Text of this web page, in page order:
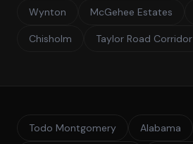
Wynton McGehee Estates
Chisholm Taylor Road Corridor
Todo Montgomery Alabama